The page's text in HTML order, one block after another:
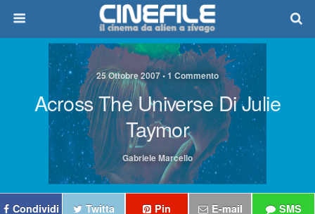
25 Ottobre 2007 • 1 Commento
Across The Universe Di Julie
Taymor
Gabriele Marcello
Condividi Twitta Pin E-mail SMS